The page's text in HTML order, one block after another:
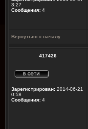
3:27
Сообщения: 4
Вернуться к началу
417426
Зарегистрирован: 2014-06-21
0:58
Сообщения: 4